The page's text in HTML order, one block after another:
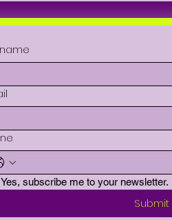
Yes, subscribe me to your newsletter.
Submit